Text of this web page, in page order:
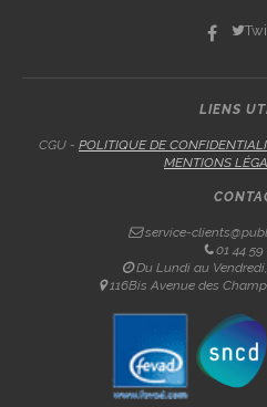
LIENS
CGU - POLITIQUE DE
MENTIONS
service-
01 44 59
Du Lundi au
116Bis Avenue des